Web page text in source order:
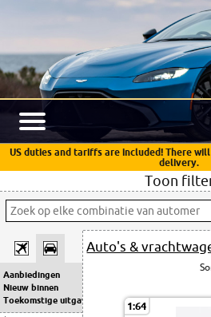
US duties and tariffs are included! There
delivery.
Toon
Aanbiedingen
Nieuw binnen
Toekomstige uitgaven
Auto's &
1:64